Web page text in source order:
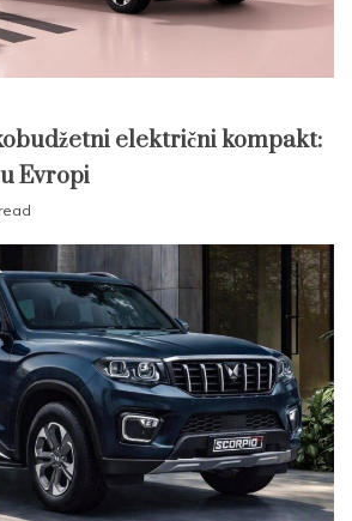
električni kompakt:
Evropi